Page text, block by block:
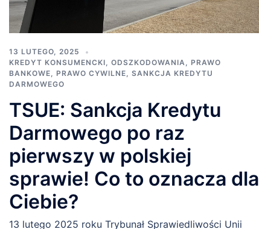
13 LUTEGO, 2025
KREDYT KONSUMENCKI, ODSZKODOWANIA, PRAWO
BANKOWE, PRAWO CYWILNE, SANKCJA KREDYTU
DARMOWEGO
TSUE: Sankcja Kredytu
Darmowego po raz
pierwszy w polskiej
sprawie! Co to oznacza dla
Ciebie?
13 lutego 2025 roku Trybunał Sprawiedliwości Unii